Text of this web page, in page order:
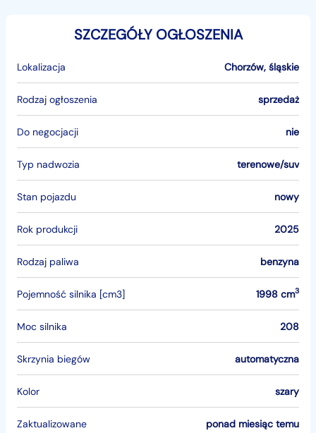
SZCZEGÓŁY OGŁOSZENIA
Lokalizacja Chorzów, śląskie
Rodzaj ogłoszenia sprzedaż
Do negocjacji nie
Typ nadwozia terenowe/suv
Stan pojazdu nowy
Rok produkcji 2025
Rodzaj paliwa benzyna
Pojemność silnika [cm3] 1998 cm3
Moc silnika 208
Skrzynia biegów automatyczna
Kolor szary
Zaktualizowane ponad miesiąc temu